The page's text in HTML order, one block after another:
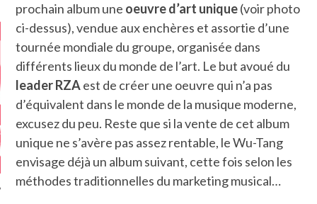
prochain album une oeuvre d’art unique(voir photo
ci-dessus), vendue aux enchères et assortie d’une
tournée mondiale du groupe, organisée dans
différents lieux du monde de l’art. Le but avoué du
leader RZAest de créer une oeuvre qui n’a pas
d’équivalent dans le monde de la musique moderne,
excusez du peu. Reste que si la vente de cet album
unique ne s’avère pas assez rentable, le Wu-Tang
envisage déjà un album suivant, cette fois selon les
méthodes traditionnelles du marketing musical…